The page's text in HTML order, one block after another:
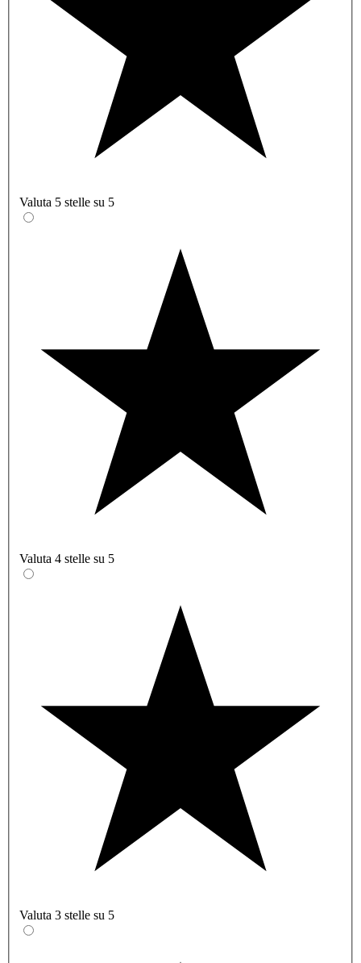
Valuta 5 stelle su 5
Valuta 4 stelle su 5
Valuta 3 stelle su 5